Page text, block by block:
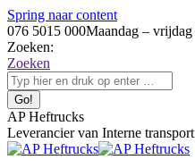
Spring naar content
076 5015 000Maandag –
Zoeken:
Zoeken
AP Heftrucks
Leverancier van Interne